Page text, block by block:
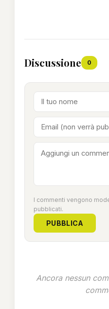
Discussione 0
I commenti vengono
pubblicati.
PUBBLICA
Ancora nessun